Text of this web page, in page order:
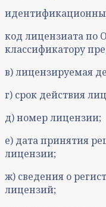
код лицензиата по
классификатору
в) лицензируемая
г) срок действия
д) номер лицензии;
е) дата принятия
лицензии;
ж) сведения о
лицензий;